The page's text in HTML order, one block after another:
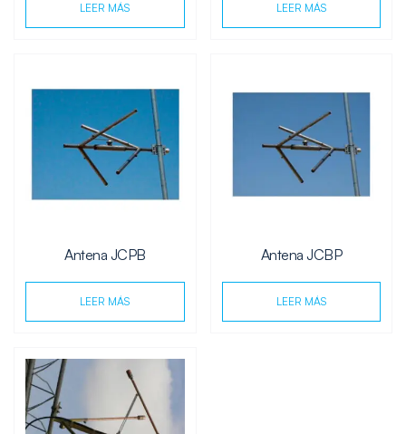
LEER MÁS LEER MÁS
Antena JCPB
LEER MÁS
Antena JCBP
LEER MÁS